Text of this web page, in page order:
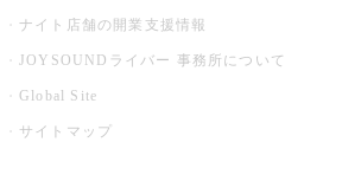
ナイト店舗の開業支援情報
JOYSOUNDライバー 事務所について
Global Site
サイトマップ